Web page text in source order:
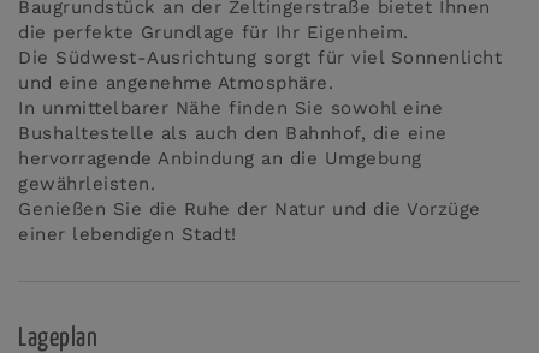
Baugrundstück an der Zeltingerstraße bietet Ihnen
die perfekte Grundlage für Ihr Eigenheim.
Die Südwest-Ausrichtung sorgt für viel Sonnenlicht
und eine angenehme Atmosphäre.
In unmittelbarer Nähe finden Sie sowohl eine
Bushaltestelle als auch den Bahnhof, die eine
hervorragende Anbindung an die Umgebung
gewährleisten.
Genießen Sie die Ruhe der Natur und die Vorzüge
einer lebendigen Stadt!
Lageplan